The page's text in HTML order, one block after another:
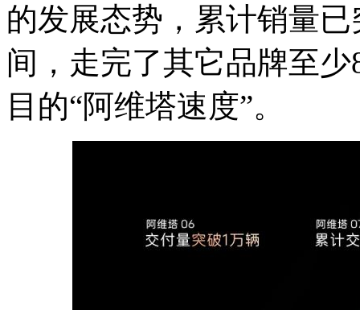
的发展态势，累计销量
间，走完了其它品牌至
目的“阿维塔速度”。